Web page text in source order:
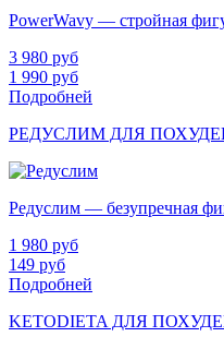
PowerWavy — стройная
3 980 руб
1 990 руб
Подробней
РЕДУСЛИМ ДЛЯ
Редуслим — безупречная
1 980 руб
149 руб
Подробней
KETODIETA ДЛЯ